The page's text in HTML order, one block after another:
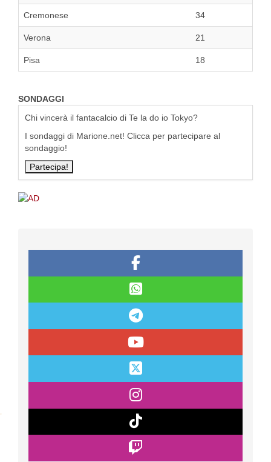
Cremonese 34
Verona 21
Pisa 18
SONDAGGI
Chi vincerà il fantacalcio di Te la do io Tokyo?
I sondaggi di Marione.net! Clicca per partecipare al
sondaggio!